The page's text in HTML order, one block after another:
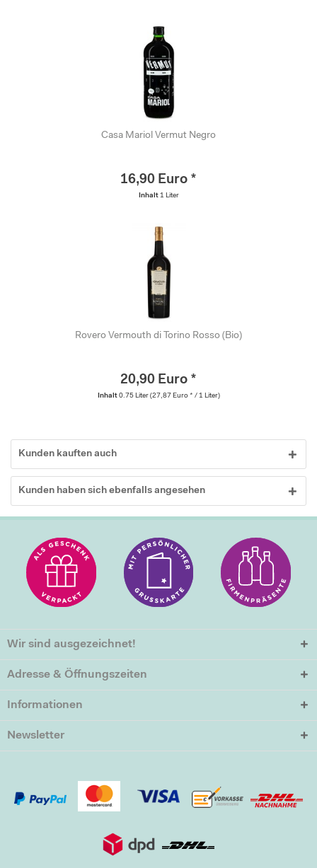
Casa Mariol Vermut Negro
16,90 Euro *
Inhalt 1 Liter
Rovero Vermouth di Torino Rosso (Bio)
20,90 Euro *
Inhalt 0.75 Liter (27,87 Euro * / 1 Liter)
Kunden kauften auch
Kunden haben sich ebenfalls angesehen
Wir sind ausgezeichnet!
Adresse & Öffnungszeiten
Informationen
Newsletter